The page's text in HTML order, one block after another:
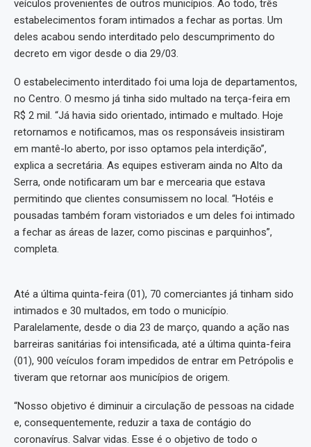
veículos provenientes de outros municípios. Ao todo, três
estabelecimentos foram intimados a fechar as portas. Um
deles acabou sendo interditado pelo descumprimento do
decreto em vigor desde o dia 29/03.
O estabelecimento interditado foi uma loja de departamentos,
no Centro. O mesmo já tinha sido multado na terça-feira em
R$ 2 mil. “Já havia sido orientado, intimado e multado. Hoje
retornamos e notificamos, mas os responsáveis insistiram
em mantê-lo aberto, por isso optamos pela interdição”,
explica a secretária. As equipes estiveram ainda no Alto da
Serra, onde notificaram um bar e mercearia que estava
permitindo que clientes consumissem no local. “Hotéis e
pousadas também foram vistoriados e um deles foi intimado
a fechar as áreas de lazer, como piscinas e parquinhos”,
completa.
Até a última quinta-feira (01), 70 comerciantes já tinham sido
intimados e 30 multados, em todo o município.
Paralelamente, desde o dia 23 de março, quando a ação nas
barreiras sanitárias foi intensificada, até a última quinta-feira
(01), 900 veículos foram impedidos de entrar em Petrópolis e
tiveram que retornar aos municípios de origem.
“Nosso objetivo é diminuir a circulação de pessoas na cidade
e, consequentemente, reduzir a taxa de contágio do
coronavírus. Salvar vidas. Esse é o objetivo de todo o